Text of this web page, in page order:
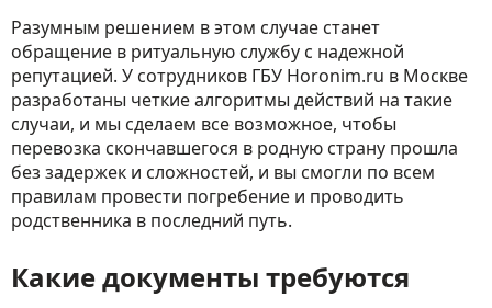
Разумным решением в этом случае станет
обращение в ритуальную службу с надежной
репутацией. У сотрудников ГБУ Horonim.ru в Москве
разработаны четкие алгоритмы действий на такие
случаи, и мы сделаем все возможное, чтобы
перевозка скончавшегося в родную страну прошла
без задержек и сложностей, и вы смогли по всем
правилам провести погребение и проводить
родственника в последний путь.
Какие документы требуются